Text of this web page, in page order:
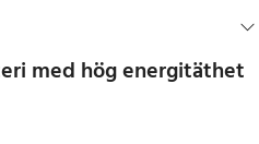
med hög energitäthet